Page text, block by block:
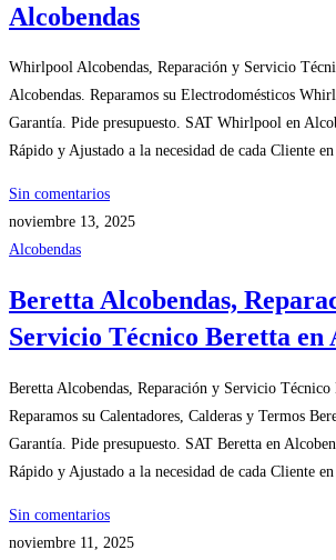
Alcobendas
Whirlpool Alcobendas, Reparación y Servicio
Alcobendas. Reparamos su Electrodomésticos
Garantía. Pide presupuesto. SAT Whirlpool en
Rápido y Ajustado a la necesidad de cada Cliente
Sin comentarios
noviembre 13, 2025
Alcobendas
Beretta Alcobendas,
Servicio Técnico Beretta en
Beretta Alcobendas, Reparación y Servicio Técnico
Reparamos su Calentadores, Calderas y Termos
Garantía. Pide presupuesto. SAT Beretta en
Rápido y Ajustado a la necesidad de cada Cliente en
Sin comentarios
noviembre 11, 2025